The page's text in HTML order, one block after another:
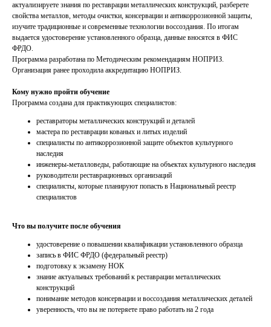
актуализируете знания по реставрации металлических конструкций, разберете
свойства металлов, методы очистки, консервации и антикоррозионной защиты,
изучите традиционные и современные технологии воссоздания. По итогам
выдается удостоверение установленного образца, данные вносятся в ФИС
ФРДО.
Программа разработана по Методическим рекомендациям НОПРИЗ.
Организация ранее проходила аккредитацию НОПРИЗ.
Кому нужно пройти обучение
Программа создана для практикующих специалистов:
реставраторы металлических конструкций и деталей
мастера по реставрации кованых и литых изделий
специалисты по антикоррозионной защите объектов культурного
наследия
инженеры-металловеды, работающие на объектах культурного наследия
руководители реставрационных организаций
специалисты, которые планируют попасть в Национальный реестр
специалистов
Что вы получите после обучения
удостоверение о повышении квалификации установленного образца
запись в ФИС ФРДО (федеральный реестр)
подготовку к экзамену НОК
знание актуальных требований к реставрации металлических
конструкций
понимание методов консервации и воссоздания металлических деталей
уверенность, что вы не потеряете право работать на 2 года